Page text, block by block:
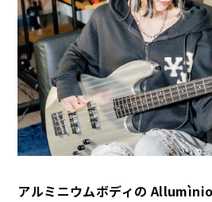
アルミニウムボディの